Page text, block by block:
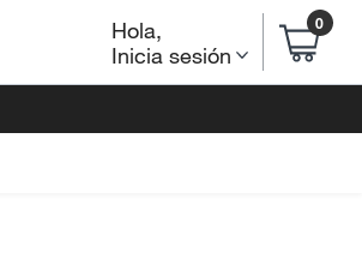
Hola,
Inicia sesión
0